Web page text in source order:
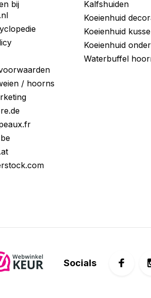
bij
/ hoorns
Kalfshuiden
Koeienhuid
Koeienhuid
Koeienhuid
Waterbuffel
Socials